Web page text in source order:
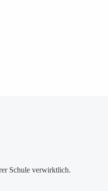
Schule verwirktlich.